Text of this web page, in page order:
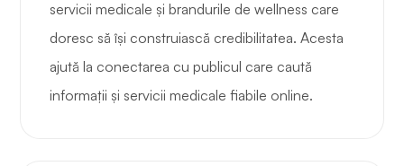
servicii medicale și brandurile de wellness care
doresc să își construiască credibilitatea. Acesta
ajută la conectarea cu publicul care caută
informații și servicii medicale fiabile online.